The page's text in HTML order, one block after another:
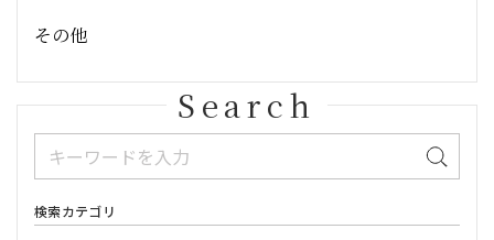
その他
Search
検索カテゴリ